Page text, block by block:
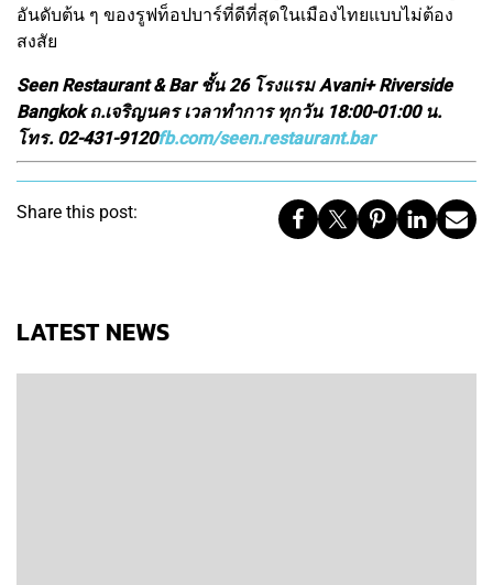
อันดับต้น ๆ ของรูฟท็อปบาร์ที่ดีที่สุดในเมืองไทยแบบไม่ต้อง
สงสัย
Seen Restaurant & Bar ชั้น 26 โรงแรม Avani+ Riverside
Bangkok ถ.เจริญนคร เวลาทำการ ทุกวัน 18:00-01:00 น.
โทร. 02-431-9120fb.com/seen.restaurant.bar
Share this post:
LATEST NEWS